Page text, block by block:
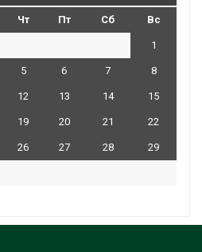
Чт Пт Сб Вс
1
5 6 7 8
12 13 14 15
19 20 21 22
26 27 28 29